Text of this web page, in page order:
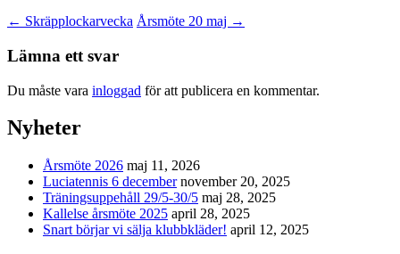
← Skräpplockarvecka Årsmöte 20 maj →
Lämna ett svar
Du måste vara inloggad för att publicera en kommentar.
Nyheter
Årsmöte 2026 maj 11, 2026
Luciatennis 6 december november 20, 2025
Träningsuppehåll 29/5-30/5 maj 28, 2025
Kallelse årsmöte 2025 april 28, 2025
Snart börjar vi sälja klubbkläder! april 12, 2025